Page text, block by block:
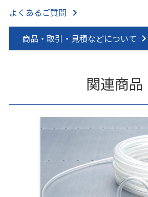
よくあるご質問
商品・取引・見積などについて
関連商品